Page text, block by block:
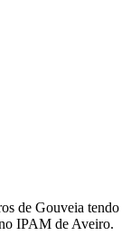
de Gouveia tendo
IPAM de Aveiro.